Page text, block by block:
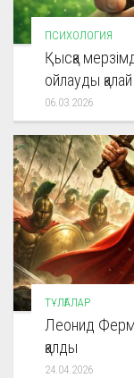
ПСИХОЛОГИЯ
Қысқа
ойлауды
06.03.2026
ТҰЛҒАЛАР
Леонид
қалды
24.04.2026